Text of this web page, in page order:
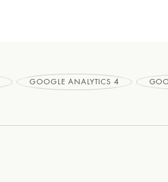
GOOGLE ANALYTICS 4